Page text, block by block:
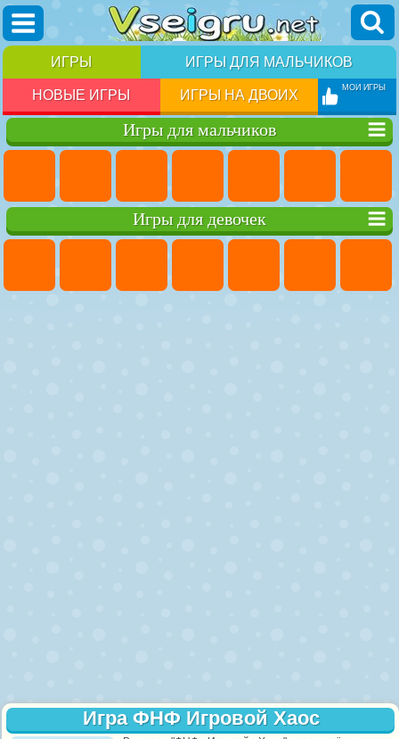
ИГРЫ ИГРЫ ДЛЯ МАЛЬЧИКОВ
НОВЫЕ ИГРЫ ИГРЫ НА ДВОИХ МОИ ИГРЫ
Игры для мальчиков
Игры для девочек
Игра ФНФ Игровой Хаос